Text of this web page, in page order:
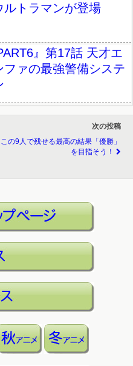
ルトラマンが登場
』第17話 天才エ
ファの最強警備システ
次の投稿
この9人で残せる最高の結果「優勝」
を目指そう！